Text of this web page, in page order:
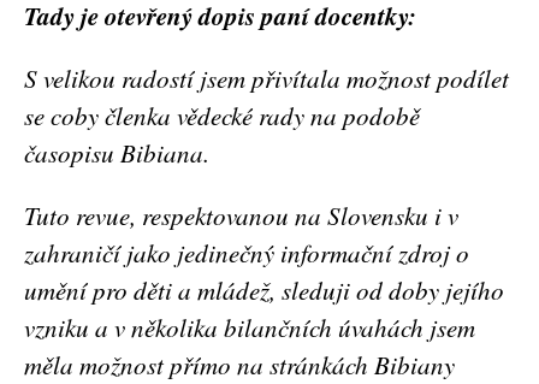
Tady je otevřený dopis paní docentky:
S velikou radostí jsem přivítala možnost podílet
se coby členka vědecké rady na podobě
časopisu Bibiana.
Tuto revue, respektovanou na Slovensku i v
zahraničí jako jedinečný informační zdroj o
umění pro děti a mládež, sleduji od doby jejího
vzniku a v několika bilančních úvahách jsem
měla možnost přímo na stránkách Bibiany